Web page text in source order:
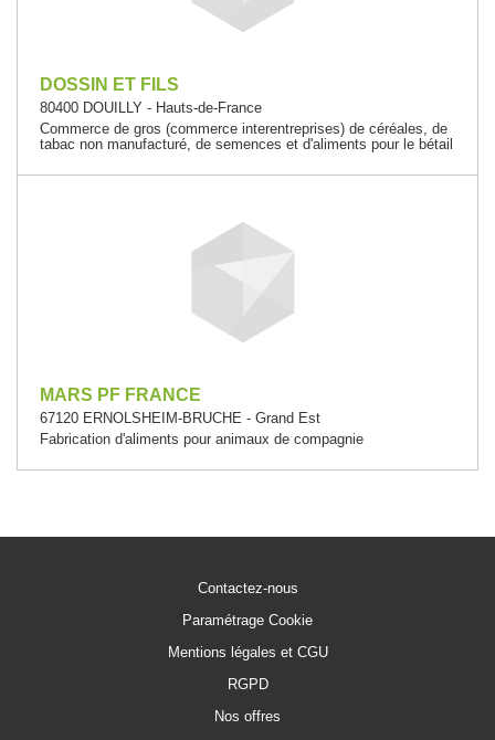
DOSSIN ET FILS
80400 DOUILLY - Hauts-de-France
Commerce de gros (commerce interentreprises) de céréales, de
tabac non manufacturé, de semences et d'aliments pour le bétail
MARS PF FRANCE
67120 ERNOLSHEIM-BRUCHE - Grand Est
Fabrication d'aliments pour animaux de compagnie
Contactez-nous
Paramétrage Cookie
Mentions légales et CGU
RGPD
Nos offres